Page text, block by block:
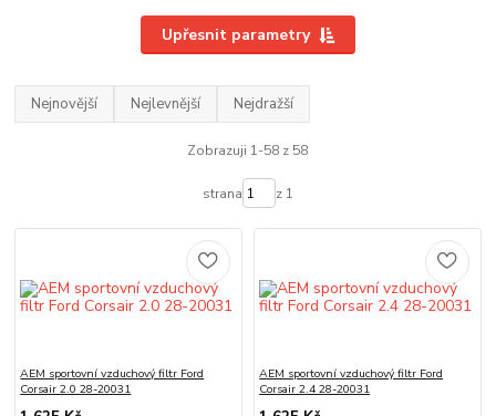
Upřesnit parametry
Nejnovější Nejlevnější Nejdražší
Zobrazuji 1-58 z 58
strana z 1
AEM sportovní vzduchový filtr Ford
Corsair 2.0 28-20031
AEM sportovní vzduchový filtr Ford
Corsair 2.4 28-20031